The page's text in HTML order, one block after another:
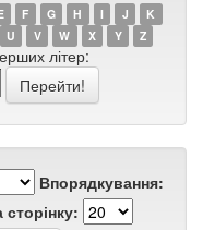
F G H I J
K
U V W X Y Z
літер:
Впорядкування: